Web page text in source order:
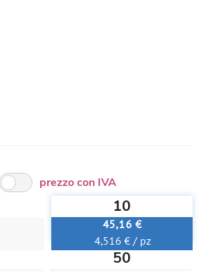
prezzo con IVA
10
45,16 €
4,516 € / pz
50